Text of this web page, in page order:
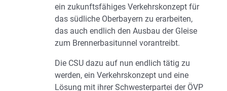
ein zukunftsfähiges Verkehrskonzept für
das südliche Oberbayern zu erarbeiten,
das auch endlich den Ausbau der Gleise
zum Brennerbasitunnel vorantreibt.
Die CSU dazu auf nun endlich tätig zu
werden, ein Verkehrskonzept und eine
Lösung mit ihrer Schwesterpartei der ÖVP